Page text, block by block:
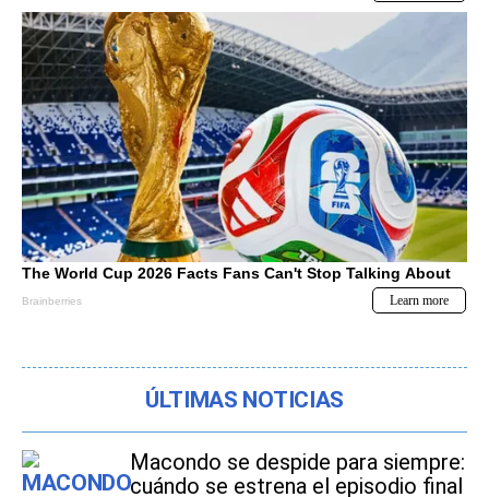
ÚLTIMAS NOTICIAS
Macondo se despide para siempre:
cuándo se estrena el episodio final